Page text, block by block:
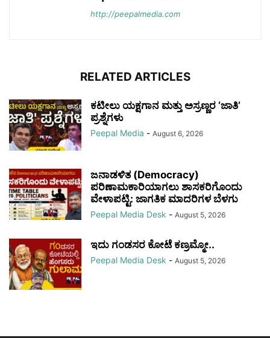
http://peepalmedia.com
RELATED ARTICLES
ಕಟೀಲು ಯಕ್ಷಗಾನ ಮತ್ತು ಅಸ್ರಣ್ಣರ ‘ಜಾತಿ’
ಪ್ರಶ್ನೆಗಳು
Peepal Media - August 6, 2026
ಜನಾಡಳಿತ (Democracy)
ಪರಿಣಾಮಕಾರಿಯಾಗಲು ಶಾಸಕರಿಗೊಂದು
ವೇಳಾಪಟ್ಟಿ: ಜಾಗತಿಕ ಮಾದರಿಗಳ ಬೆಳಗು
Peepal Media Desk - August 5, 2026
ಇದು ಗಂಡಸರ ಕೋಟೆ ಕಣ್ರಮ್ಮೋ..
Peepal Media Desk - August 5, 2026